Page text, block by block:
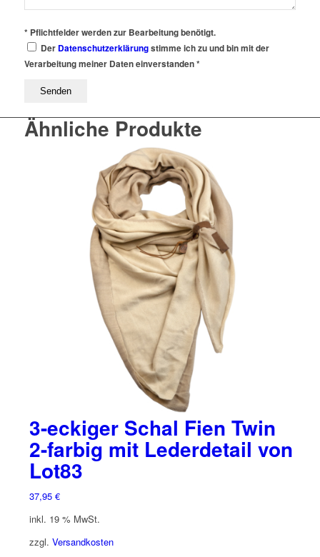
* Pflichtfelder werden zur Bearbeitung benötigt.
Der Datenschutzerklärungstimme ich zu und bin mit der
Verarbeitung meiner Daten einverstanden *
Ähnliche Produkte
3-eckiger Schal Fien Twin
2-farbig mit Lederdetail von
Lot83
37,95 €
inkl. 19 % MwSt.
zzgl. Versandkosten